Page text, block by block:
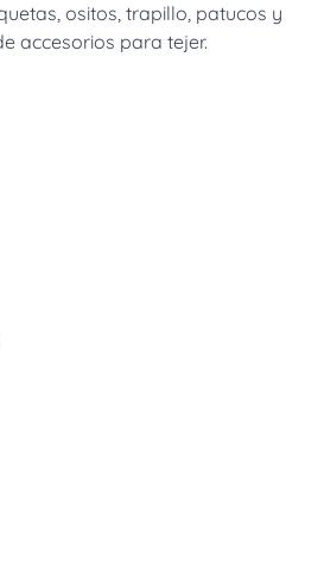
ositos, trapillo, patucos y
accesorios para tejer.